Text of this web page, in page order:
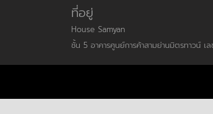
ที่อยู่
House Samyan
ชั้น 5 อาคารศูนย์การค้าสามย่านมิตรทาวน์